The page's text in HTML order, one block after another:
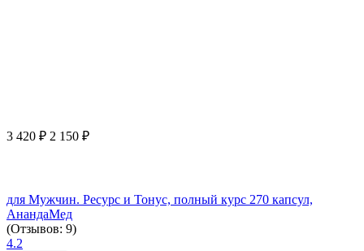
3 420 ₽ 2 150 ₽
для Мужчин. Ресурс и Тонус, полный курс 270 капсул,
АнандаМед
(Отзывов: 9)
4.2